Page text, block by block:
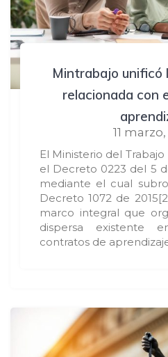
Mintrabajo unificó
relacionada con
11
El Ministerio del
el Decreto 0223 del 5
mediante el cual
Decreto 1072 de
marco integral que
dispersa existente
contratos de